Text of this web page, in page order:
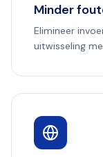
Minder
Elimineer
uitwisseling